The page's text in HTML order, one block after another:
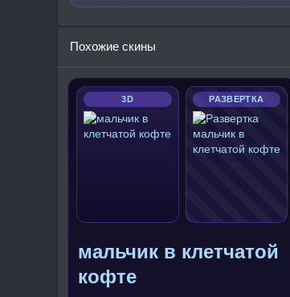
Похожие скины
3D РАЗВЕРТКА
мальчик в клетчатой
кофте